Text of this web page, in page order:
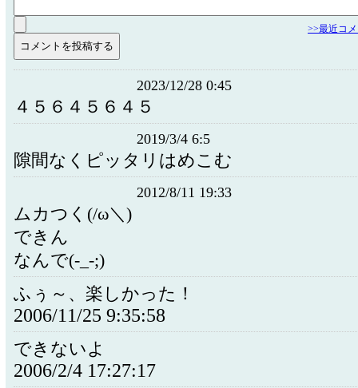
>>最近コ
2023/12/28 0:45
４５６４５６４５
2019/3/4 6:5
隙間なくピッタリはめこむ
2012/8/11 19:33
ムカつく(/ω＼)
できん
なんで(-_-;)
ふぅ～、楽しかった！
2006/11/25 9:35:58
できないよ
2006/2/4 17:27:17